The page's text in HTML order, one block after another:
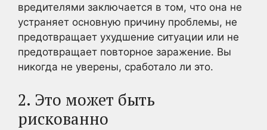
вредителями заключается в том, что она не
устраняет основную причину проблемы, не
предотвращает ухудшение ситуации или не
предотвращает повторное заражение. Вы
никогда не уверены, сработало ли это.
2. Это может быть
рискованно